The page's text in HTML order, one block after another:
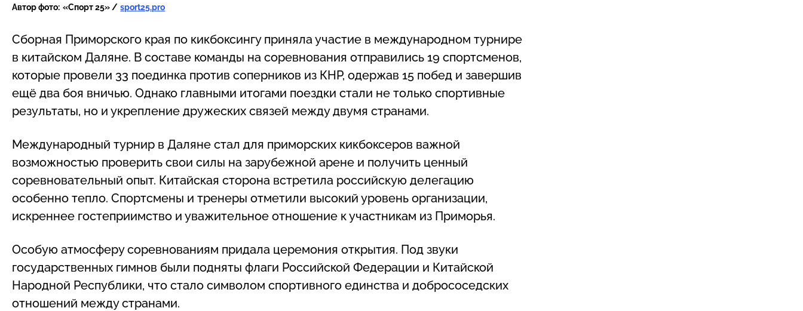
Автор фото: «Спорт 25» / sport25.pro
Сборная Приморского края по кикбоксингу приняла участие в международном турнире
в китайском Даляне. В составе команды на соревнования отправились 19 спортсменов,
которые провели 33 поединка против соперников из КНР, одержав 15 побед и завершив
ещё два боя вничью. Однако главными итогами поездки стали не только спортивные
результаты, но и укрепление дружеских связей между двумя странами.
Международный турнир в Даляне стал для приморских кикбоксеров важной
возможностью проверить свои силы на зарубежной арене и получить ценный
соревновательный опыт. Китайская сторона встретила российскую делегацию
особенно тепло. Спортсмены и тренеры отметили высокий уровень организации,
искреннее гостеприимство и уважительное отношение к участникам из Приморья.
Особую атмосферу соревнованиям придала церемония открытия. Под звуки
государственных гимнов были подняты флаги Российской Федерации и Китайской
Народной Республики, что стало символом спортивного единства и добрососедских
отношений между странами.